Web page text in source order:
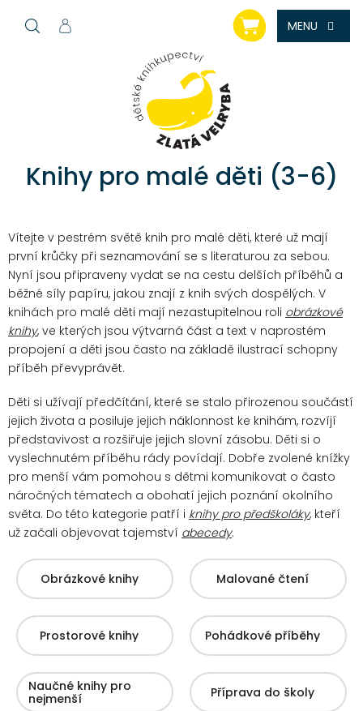
NÁKUPNÍ
KOŠÍK
Knihy pro malé děti (3-6)
Vítejte v pestrém světě knih pro malé děti, které už mají
první krůčky při seznamování se s literaturou za sebou.
Nyní jsou připraveny vydat se na cestu delších příběhů a
běžné síly papíru, jakou znají z knih svých dospělých. V
knihách pro malé děti mají nezastupitelnou roli obrázkové
knihy, ve kterých jsou výtvarná část a text v naprostém
propojení a děti jsou často na základě ilustrací schopny
příběh převyprávět.
Děti si užívají předčítání, které se stalo přirozenou součástí
jejich života a posiluje jejich náklonnost ke knihám, rozvíjí
představivost a rozšiřuje jejich slovní zásobu. Děti si o
vyslechnutém příběhu rády povídají. Dobře zvolené knížky
pro menší vám pomohou s dětmi komunikovat o často
náročných tématech a obohatí jejich poznání okolního
světa. Do této kategorie patří i knihy pro předškoláky, kteří
už začali objevovat tajemství abecedy.
Obrázkové knihy Malované čtení
Prostorové knihy Pohádkové příběhy
Naučné knihy pro
nejmenší
Příprava do školy